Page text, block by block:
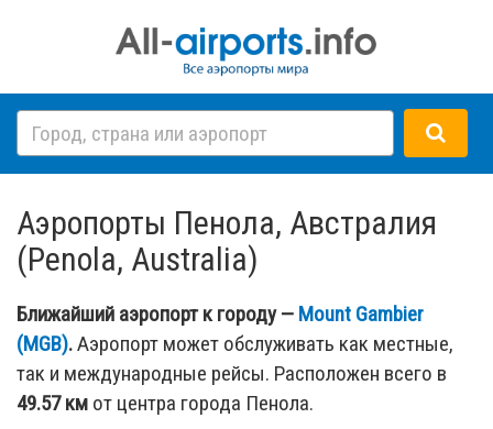
Аэропорты Пенола, Австралия
(Penola, Australia)
Ближайший аэропорт к городу — Mount Gambier
(MGB).Аэропорт может обслуживать как местные,
так и международные рейсы. Расположен всего в
49.57 км от центра города Пенола.